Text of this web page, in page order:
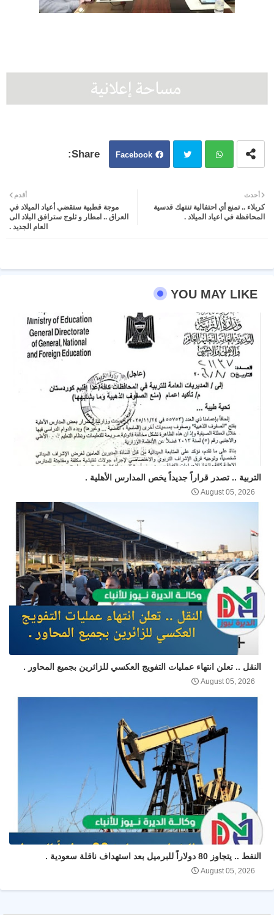
Facebook
ter atsa
أحدث
كربلاء .. تمنع أي احتفالية تنتهك قدسية
المحافظة في اعياد الميلاد .
أقدم
موجة قطبية ستقضي أعياد الميلاد في
العراق .. امطار و ثلوج سترافق البلاد الى
العام الجديد .
YOU MAY LIKE
التربية .. تصدر قراراً جديداً يخص المدارس الأهلية .
August 05, 2026
النقل .. تعلن انتهاء عمليات التفويج العكسي للزائرين بجميع المحاور .
August 05, 2026
النفط .. يتجاوز 80 دولاراً للبرميل بعد استهداف ناقلة سعودية .
August 05, 2026